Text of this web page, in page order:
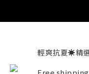
輕爽抗夏☀️精